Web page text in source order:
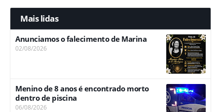
Mais lidas
Anunciamos o falecimento de Marina
02/08/2026
Menino de 8 anos é encontrado morto
dentro de piscina
06/08/2026